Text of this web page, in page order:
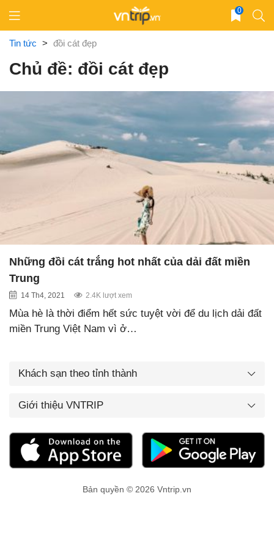
content
0
Tin tức > đồi cát đẹp
Chủ đề: đồi cát đẹp
Những đồi cát trắng hot nhất của dải đất miền
Trung
14 Th4, 2021 2.4K lượt xem
Mùa hè là thời điểm hết sức tuyệt vời để du lịch dải đất
miền Trung Việt Nam vì ở…
Khách sạn theo tỉnh thành
Giới thiệu VNTRIP
Bản quyền © 2026 Vntrip.vn